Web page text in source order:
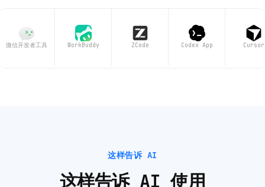
微信开发者工具 WorkBuddy ZCode Codex App Cursor
这样告诉 AI
这样告诉 AI 使用